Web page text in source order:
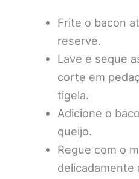
Frite o bacon
reserve.
Lave e seque
corte em
tigela.
Adicione o
queijo.
Regue com o
delicadamente